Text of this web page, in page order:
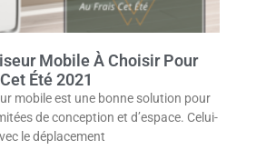
Mobile À Choisir Pour
Été 2021
mobile est une bonne solution pour
de conception et d’espace. Celui-
le déplacement